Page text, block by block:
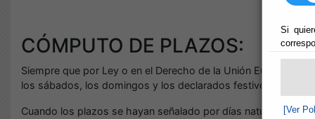
Si
[Ver
CÓMPUTO DE PLAZOS:
Siempre que por Ley o en el Derecho de la Unión Europea
los sábados, los domingos y los declarados festivos.
Cuando los plazos se hayan señalado por días naturales por